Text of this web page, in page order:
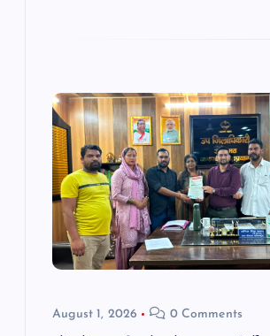
August 1, 2026 0 Comments